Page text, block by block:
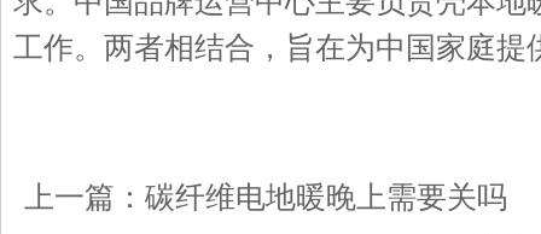
工作。两者相结合，旨在为中国家庭提
上一篇： 碳纤维电地暖晚上需要关吗